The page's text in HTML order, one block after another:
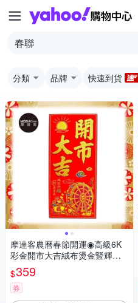
分類 品牌 快速到貨
摩達客農曆春節開運◉高級6K
彩金開市大吉絨布燙金豎輝春
門貼春聯(單片入)
$359
券